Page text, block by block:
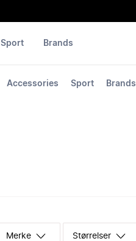
Accessories Sport Brands
Sport Brands
Merke Størrelser